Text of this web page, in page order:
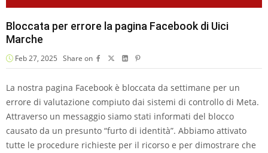
Bloccata per errore la pagina Facebook di Uici
Marche
Feb 27, 2025 Share on
La nostra pagina Facebook è bloccata da settimane per un
errore di valutazione compiuto dai sistemi di controllo di Meta.
Attraverso un messaggio siamo stati informati del blocco
causato da un presunto “furto di identità”. Abbiamo attivato
tutte le procedure richieste per il ricorso e per dimostrare che